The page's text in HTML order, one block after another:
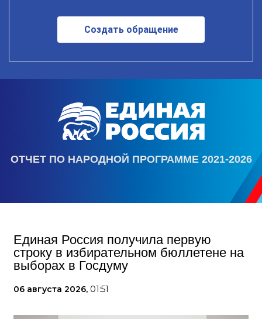
Создать обращение
ОТЧЕТ ПО НАРОДНОЙ ПРОГРАММЕ 2021-2026
Единая Россия получила первую
строку в избирательном бюллетене на
выборах в Госдуму
06 августа 2026, 01:51